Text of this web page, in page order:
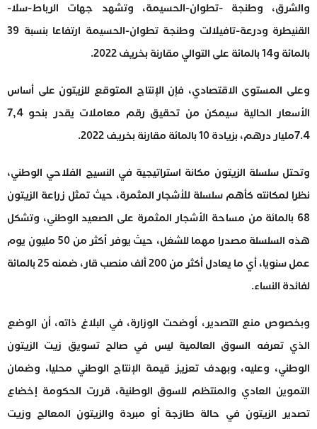
والشرق، وطنجة -تطوان-الحسيمة، وتشهد جهات الرباط-سلا-
القنيطرة ودرعة-تافيلالت وطنجة تطوان-الحسيمة ارتفاعا بنسبة 39
بالمائة و14 بالمائة على التوالي مقارنة بخريف 2022.
وعلى المستوى الاقتصادي، فإن الإنتاج المتوقع للزيتون على أساس
الأسعار الحالية سيمكن من تحقيق رقم معاملات يقدر بنحو 7,4
7.4مليار درهم، بزيادة 10 بالمائة مقارنة بخريف 2022.
وتحتل سلسلة الزيتون مكانة استراتيجية في النسيج الفلاحي الوطني،
نظرا لمكانته كأهم سلسلة للأشجار المثمرة، حيث تمثل زراعة الزيتون
68 بالمائة من مساحة الأشجار المثمرة على الصعيد الوطني، وتشكل
هذه السلسلة مصدرا مهما للشغل، حيث يوفر أكثر من 50 مليون يوم
عمل سنويا، أي ما يعادل أكثر من 200 ألف منصب قار، ضمنه 25 بالمائة
لفائدة النساء.
وبخصوص منع التصدير، أوضحت الوزارة، في البلاغ ذاته، أن الوضع
الذي تعرفه السوق العالمية ليس في صالح تسويق زيت الزيتون
الوطني، وعليه، وبهدف تعزيز قيمة الإنتاج الوطني محليا، وضمان
التموين العادي والمنتظم للسوق الوطنية، قررت الحكومة إخضاع
تصدير الزيتون في حالة طازجة أو مبردة والزيتون المعالج وزيت